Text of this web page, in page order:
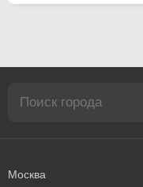
Москва